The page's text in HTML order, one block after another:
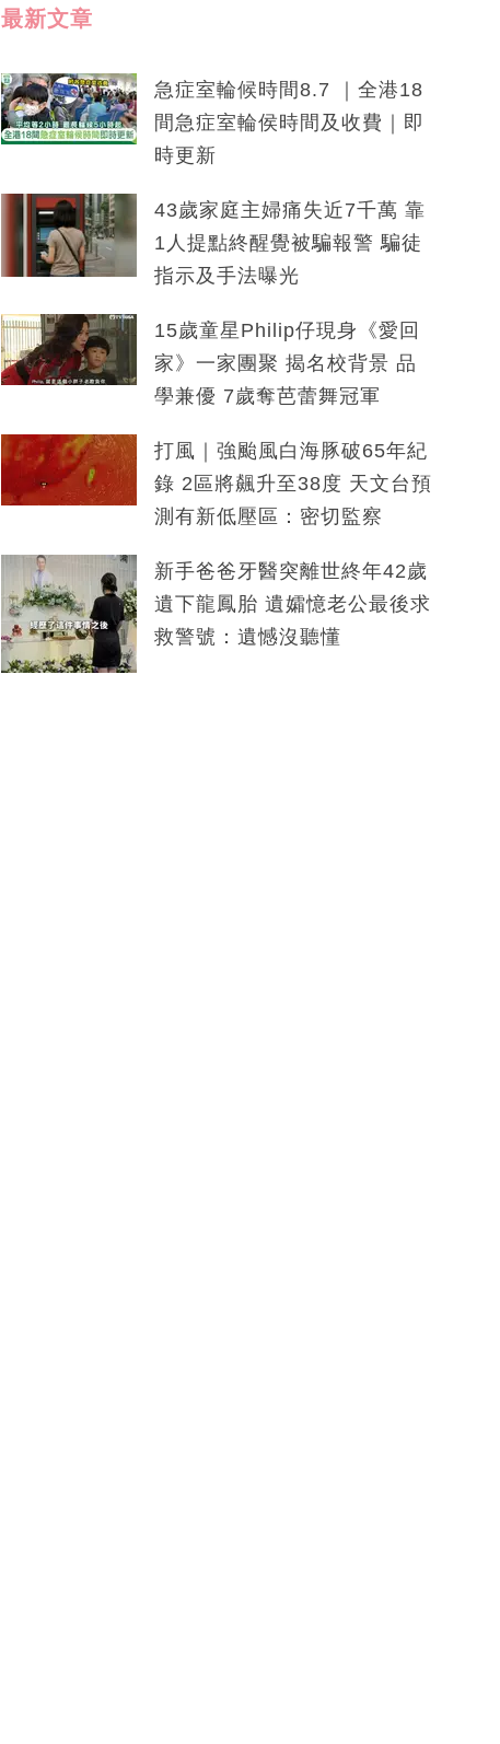
最新文章
急症室輪候時間8.7 ｜全港18
間急症室輪侯時間及收費｜即
時更新
43歲家庭主婦痛失近7千萬 靠
1人提點終醒覺被騙報警 騙徒
指示及手法曝光
15歲童星Philip仔現身《愛回
家》一家團聚 揭名校背景 品
學兼優 7歲奪芭蕾舞冠軍
打風｜強颱風白海豚破65年紀
錄 2區將飆升至38度 天文台預
測有新低壓區：密切監察
新手爸爸牙醫突離世終年42歲
遺下龍鳳胎 遺孀憶老公最後求
救警號：遺憾沒聽懂